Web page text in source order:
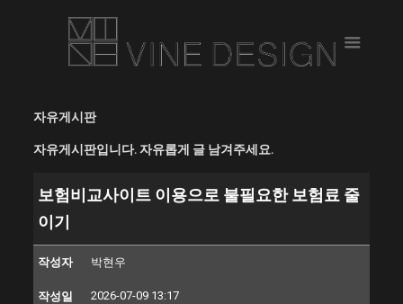
자유게시판
자유게시판입니다. 자유롭게 글 남겨주세요.
보험비교사이트 이용으로 불필요한 보험료 줄
이기
작성자 박현우
작성일 2026-07-09 13:17